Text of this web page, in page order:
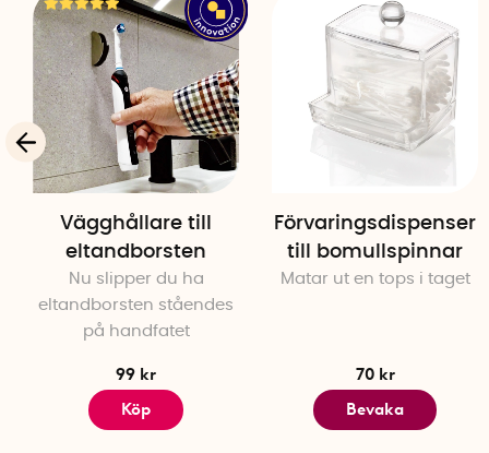
Vägghållare till
eltandborsten
Nu slipper du ha
eltandborsten ståendes
på handfatet
99 kr
Köp
Förvaringsdispenser
till bomullspinnar
Matar ut en tops i taget
70 kr
Bevaka